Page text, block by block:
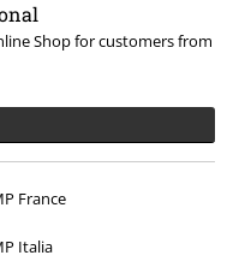
Shop for customers from
France
Italia
a tenké, nosím ich veľmi
tvar už vyše roka